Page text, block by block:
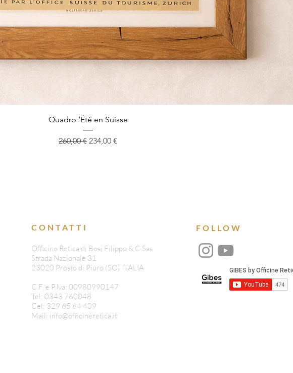
Quadro ’Été en Suisse
Prezzo regolare
260,00 € Prezzo scontato
234,00 €
CONTATTI
Officine Retica di Bosi Filippo & C.Sas
Strada Nazionale 31
23020 Prosto di Piuro (SO) ITALIA
C.F. e P.Iva: 00980990147
Tel: 0343 760048
Cel: 329 65 64 409
Mail: info@officineretica.it
FOLLOW